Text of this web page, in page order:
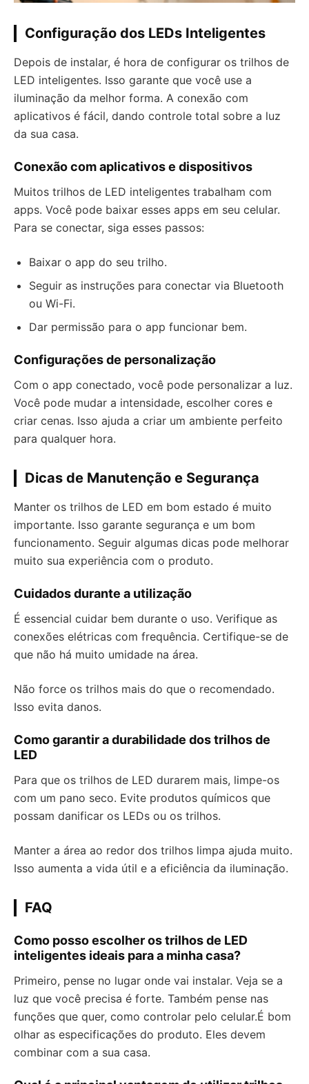
Configuração dos LEDs Inteligentes
Depois de instalar, é hora de configurar os trilhos de
LED inteligentes. Isso garante que você use a
iluminação da melhor forma. A conexão com
aplicativos é fácil, dando controle total sobre a luz
da sua casa.
Conexão com aplicativos e dispositivos
Muitos trilhos de LED inteligentes trabalham com
apps. Você pode baixar esses apps em seu celular.
Para se conectar, siga esses passos:
Baixar o app do seu trilho.
Seguir as instruções para conectar via Bluetooth
ou Wi-Fi.
Dar permissão para o app funcionar bem.
Configurações de personalização
Com o app conectado, você pode personalizar a luz.
Você pode mudar a intensidade, escolher cores e
criar cenas. Isso ajuda a criar um ambiente perfeito
para qualquer hora.
Dicas de Manutenção e Segurança
Manter os trilhos de LED em bom estado é muito
importante. Isso garante segurança e um bom
funcionamento. Seguir algumas dicas pode melhorar
muito sua experiência com o produto.
Cuidados durante a utilização
É essencial cuidar bem durante o uso. Verifique as
conexões elétricas com frequência. Certifique-se de
que não há muito umidade na área.
Não force os trilhos mais do que o recomendado.
Isso evita danos.
Como garantir a durabilidade dos trilhos de
LED
Para que os trilhos de LED durarem mais, limpe-os
com um pano seco. Evite produtos químicos que
possam danificar os LEDs ou os trilhos.
Manter a área ao redor dos trilhos limpa ajuda muito.
Isso aumenta a vida útil e a eficiência da iluminação.
FAQ
Como posso escolher os trilhos de LED
inteligentes ideais para a minha casa?
Primeiro, pense no lugar onde vai instalar. Veja se a
luz que você precisa é forte. Também pense nas
funções que quer, como controlar pelo celular.É bom
olhar as especificações do produto. Eles devem
combinar com a sua casa.